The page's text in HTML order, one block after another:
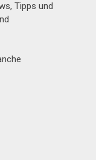
Tipps und